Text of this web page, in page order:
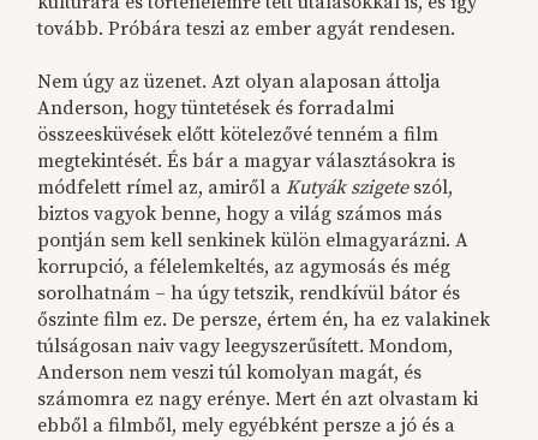
tovább. Próbára teszi az ember agyát rendesen.
Nem úgy az üzenet. Azt olyan alaposan áttolja
Anderson, hogy tüntetések és forradalmi
összeesküvések előtt kötelezővé tenném a film
megtekintését. És bár a magyar választásokra is
módfelett rímel az, amiről aKutyák szigeteszól,
biztos vagyok benne, hogy a világ számos más
pontján sem kell senkinek külön elmagyarázni. A
korrupció, a félelemkeltés, az agymosás és még
sorolhatnám – ha úgy tetszik, rendkívül bátor és
őszinte film ez. De persze, értem én, ha ez valakinek
túlságosan naiv vagy leegyszerűsített. Mondom,
Anderson nem veszi túl komolyan magát, és
számomra ez nagy erénye. Mert én azt olvastam ki
ebből a filmből, mely egyébkéntpersze a jó és a